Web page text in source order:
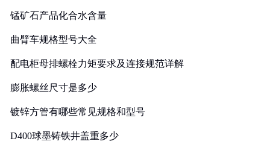
锰矿石产品化合水含量
曲臂车规格型号大全
配电柜母排螺栓力矩要求及连接规范详解
膨胀螺丝尺寸是多少
镀锌方管有哪些常见规格和型号
D400球墨铸铁井盖重多少